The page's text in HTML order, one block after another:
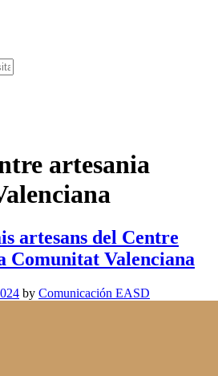
artesania
artesans del Centre
Comunitat Valenciana
by Comunicación EASD